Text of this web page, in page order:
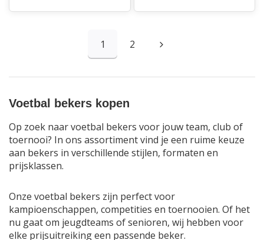
1 2
Voetbal bekers kopen
Op zoek naar voetbal bekers voor jouw team, club of
toernooi? In ons assortiment vind je een ruime keuze
aan bekers in verschillende stijlen, formaten en
prijsklassen.
Onze voetbal bekers zijn perfect voor
kampioenschappen, competities en toernooien. Of het
nu gaat om jeugdteams of senioren, wij hebben voor
elke prijsuitreiking een passende beker.